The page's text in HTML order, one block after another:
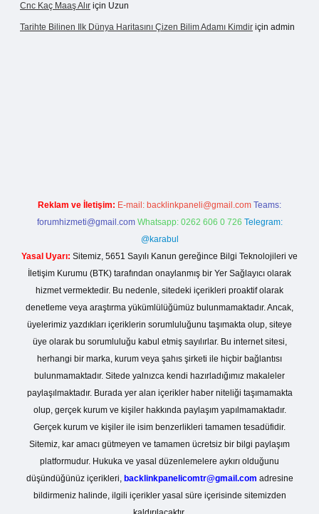
Cnc Kaç Maaş Alır için Uzun
Tarihte Bilinen Ilk Dünya Haritasını Çizen Bilim Adamı Kimdir için admin
Reklam ve İletişim: E-mail: backlinkpaneli@gmail.com Teams:
forumhizmeti@gmail.com Whatsapp: 0262 606 0 726 Telegram:
@karabul
Yasal Uyarı: Sitemiz, 5651 Sayılı Kanun gereğince Bilgi Teknolojileri ve
İletişim Kurumu (BTK) tarafından onaylanmış bir Yer Sağlayıcı olarak
hizmet vermektedir. Bu nedenle, sitedeki içerikleri proaktif olarak
denetleme veya araştırma yükümlülüğümüz bulunmamaktadır. Ancak,
üyelerimiz yazdıkları içeriklerin sorumluluğunu taşımakta olup, siteye
üye olarak bu sorumluluğu kabul etmiş sayılırlar. Bu internet sitesi,
herhangi bir marka, kurum veya şahıs şirketi ile hiçbir bağlantısı
bulunmamaktadır. Sitede yalnızca kendi hazırladığımız makaleler
paylaşılmaktadır. Burada yer alan içerikler haber niteliği taşımamakta
olup, gerçek kurum ve kişiler hakkında paylaşım yapılmamaktadır.
Gerçek kurum ve kişiler ile isim benzerlikleri tamamen tesadüfidir.
Sitemiz, kar amacı gütmeyen ve tamamen ücretsiz bir bilgi paylaşım
platformudur. Hukuka ve yasal düzenlemelere aykırı olduğunu
düşündüğünüz içerikleri, backlinkpanelicomtr@gmail.com adresine
bildirmeniz halinde, ilgili içerikler yasal süre içerisinde sitemizden